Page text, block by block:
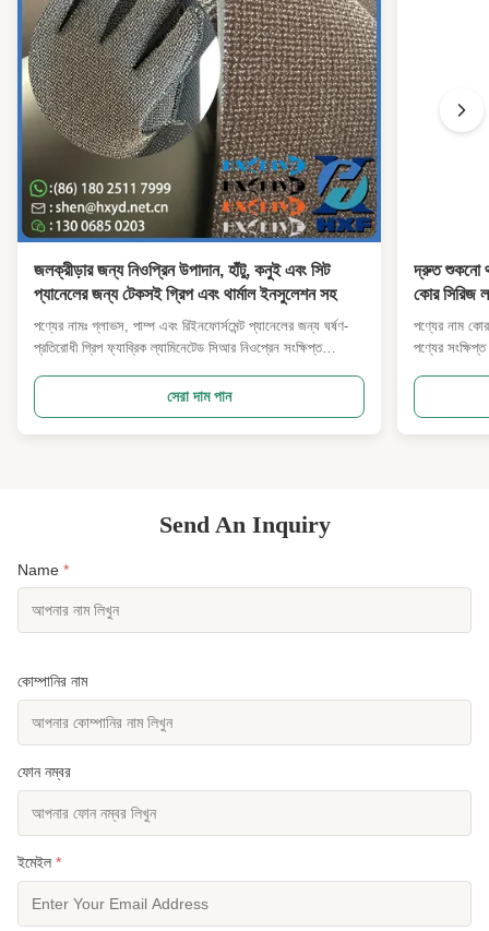
জলক্রীড়ার জন্য নিওপ্রিন উপাদান, হাঁটু, কনুই এবং সিট
প্যানেলের জন্য টেকসই গ্রিপ এবং থার্মাল ইনসুলেশন সহ
পণ্যের নামঃ গ্লাভস, পাম্প এবং রিইনফোর্সমেন্ট প্যানেলের জন্য ঘর্ষণ-
প্রতিরোধী গ্রিপ ফ্যাব্রিক ল্যামিনেটেড সিআর নিওপ্রেন সংক্ষিপ্ত
নেওপ্রেনকে একটি শক্ত, উচ্চ-ঘর্ষণ প্রযুক্তিগত বুননের সাথে জোড়া দেয়
যা দীর্ঘস্থায়ী গ্রিপ, তাপীয় আরাম এবং নির্ভরয...
সেরা দাম পান
দ্রুত শুকনো
কোর সিরিজ
পণ্যের নাম
পণ্যের
নেওপ্রেন তাপ
Send An Inquiry
Name *
কোম্পানির নাম
ফোন নম্বর
ইমেইল *